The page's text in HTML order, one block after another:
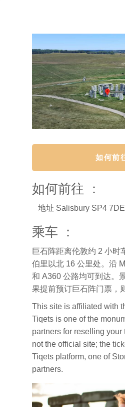
如何前
如何前往 ：
地址 Salisbury SP4
乘车 ：
巨石阵距离伦敦约 2 小时
伯里以北 16 公里处。沿
和 A360 公路均可到达。
果提前预订巨石阵门票，
This site is affiliated with
Tiqets is one of the
partners for reselling
not the official site; the
Tiqets platform, one of
partners.